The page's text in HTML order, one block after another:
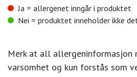
Ja = allergenet inngår i produktet
Nei = produktet inneholder ikke
Merk at all allergeninformasjon
varsomhet og kun forstås som